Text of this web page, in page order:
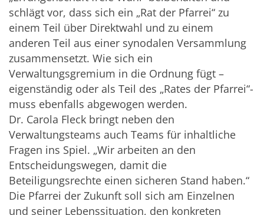
schlägt vor, dass sich ein „Rat der Pfarrei“ zu
einem Teil über Direktwahl und zu einem
anderen Teil aus einer synodalen Versammlung
zusammensetzt. Wie sich ein
Verwaltungsgremium in die Ordnung fügt –
eigenständig oder als Teil des „Rates der Pfarrei“-
muss ebenfalls abgewogen werden.
Dr. Carola Fleck bringt neben den
Verwaltungsteams auch Teams für inhaltliche
Fragen ins Spiel. „Wir arbeiten an den
Entscheidungswegen, damit die
Beteiligungsrechte einen sicheren Stand haben.“
Die Pfarrei der Zukunft soll sich am Einzelnen
und seiner Lebenssituation, den konkreten